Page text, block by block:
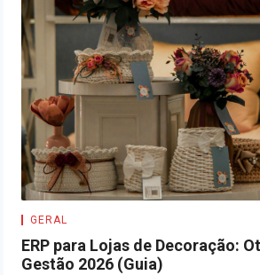
GERAL
ERP para Lojas de Decoração:
Gestão 2026 (Guia)